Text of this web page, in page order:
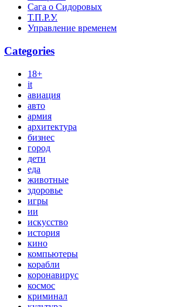
Сага о Сидоровых
Т.П.Р.У.
Управление временем
Categories
18+
it
авиация
авто
армия
архитектура
бизнес
город
дети
еда
животные
здоровье
игры
ии
искусство
история
кино
компьютеры
корабли
коронавирус
космос
криминал